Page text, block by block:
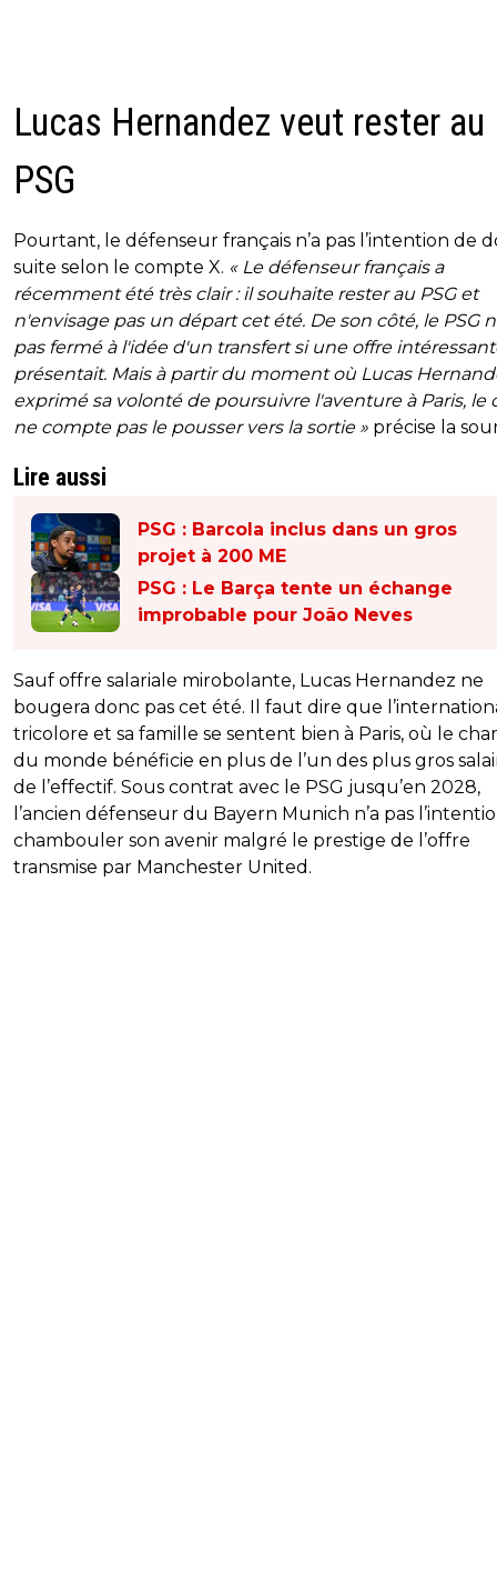
Lucas Hernandez veut rester au
PSG
Pourtant, le défenseur français n’a pas l’intention de
suite selon le compte X. « Le défenseur français a
récemment été très clair : il souhaite rester au PSG et
n'envisage pas un départ cet été. De son côté, le PSG
pas fermé à l'idée d'un transfert si une offre
présentait. Mais à partir du moment où Lucas
exprimé sa volonté de poursuivre l'aventure à Paris, le
ne compte pas le pousser vers la sortie » précise la
Lire aussi
PSG : Barcola inclus dans un gros
projet à 200 ME
PSG : Le Barça tente un échange
improbable pour João Neves
Sauf offre salariale mirobolante, Lucas Hernandez ne
bougera donc pas cet été. Il faut dire que
tricolore et sa famille se sentent bien à Paris, où le
du monde bénéficie en plus de l’un des plus gros
de l’effectif. Sous contrat avec le PSG jusqu’en 2028,
l’ancien défenseur du Bayern Munich n’a pas
chambouler son avenir malgré le prestige de l’offre
transmise par Manchester United.